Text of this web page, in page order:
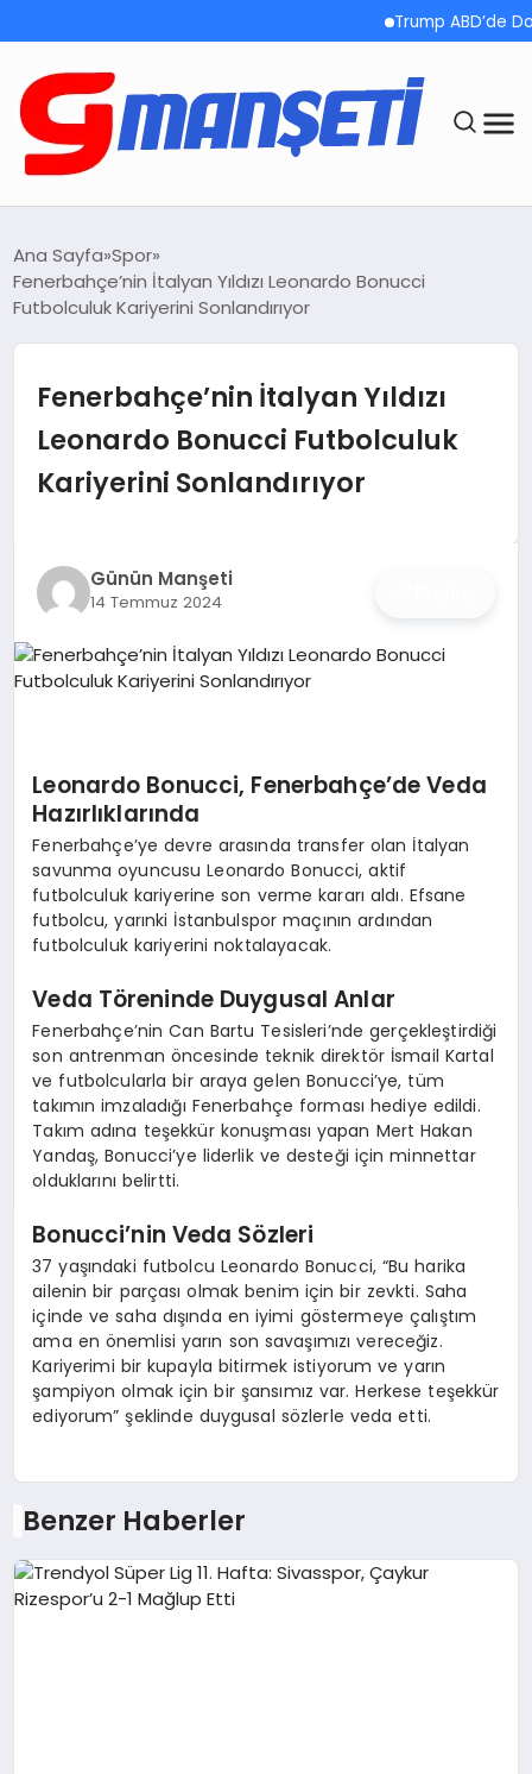
Trump ABD’de
DEMOLAR
OYUN
ANA DEMO
TEKNOLOJI
KRIPTO PARA
GEZI & SEYAHAT
OYUN
Ana Sayfa Spor
Fenerbahçe’nin İtalyan Yıldızı Leonardo Bonucci
Futbolculuk Kariyerini Sonlandırıyor
Fenerbahçe’nin İtalyan Yıldızı
Leonardo Bonucci Futbolculuk
Kariyerini Sonlandırıyor
Günün Manşeti
14 Temmuz 2024
Leonardo Bonucci, Fenerbahçe’de Veda
Hazırlıklarında
Fenerbahçe’ye devre arasında transfer olan İtalyan
savunma oyuncusu Leonardo Bonucci, aktif
futbolculuk kariyerine son verme kararı aldı. Efsane
futbolcu, yarınki İstanbulspor maçının ardından
futbolculuk kariyerini noktalayacak.
Veda Töreninde Duygusal Anlar
Fenerbahçe’nin Can Bartu Tesisleri’nde gerçekleştirdiği
son antrenman öncesinde teknik direktör İsmail Kartal
ve futbolcularla bir araya gelen Bonucci’ye, tüm
takımın imzaladığı Fenerbahçe forması hediye edildi.
Takım adına teşekkür konuşması yapan Mert Hakan
Yandaş, Bonucci’ye liderlik ve desteği için minnettar
olduklarını belirtti.
Bonucci’nin Veda Sözleri
37 yaşındaki futbolcu Leonardo Bonucci, “Bu harika
ailenin bir parçası olmak benim için bir zevkti. Saha
içinde ve saha dışında en iyimi göstermeye çalıştım
ama en önemlisi yarın son savaşımızı vereceğiz.
Kariyerimi bir kupayla bitirmek istiyorum ve yarın
şampiyon olmak için bir şansımız var. Herkese teşekkür
ediyorum” şeklinde duygusal sözlerle veda etti.
Benzer Haberler